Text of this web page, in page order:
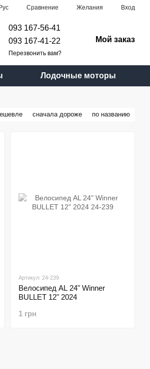
Рус Сравнение Желания Вход
093 167-56-41
093 167-41-22
Перезвонить вам?
Мой заказ
Лодочные моторы
сначала дороже по названию
Артикул: 24-239
Велосипед AL 24" Winner
BULLET 12" 2024
1 грн